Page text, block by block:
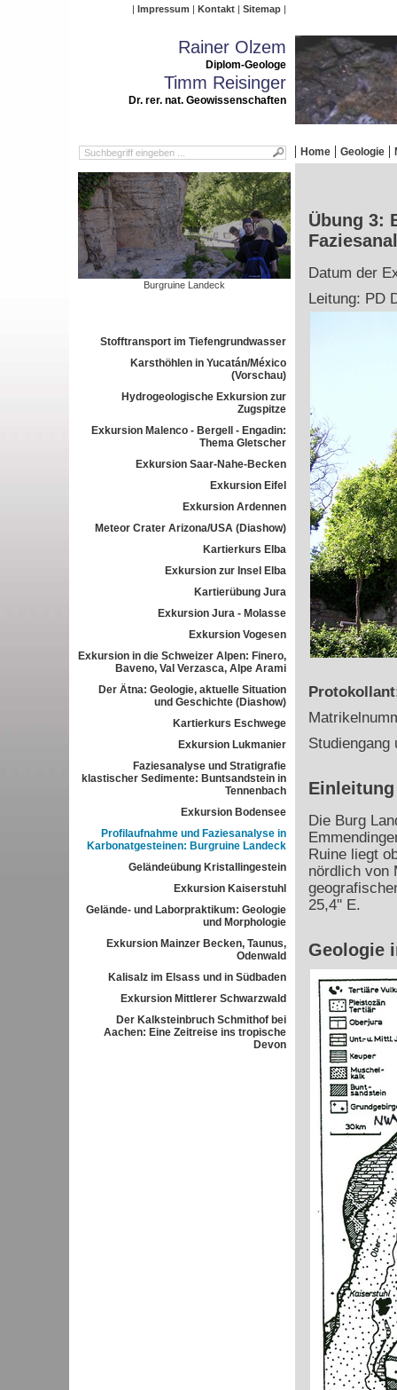
Impressum Kontakt Sitemap
Rainer Olzem
Diplom-Geologe
Timm Reisinger
Dr. rer. nat. Geowissenschaften
Home Geologie
Burgruine Landeck
Stofftransport im Tiefengrundwasser
Karsthöhlen in Yucatán/México
(Vorschau)
Hydrogeologische Exkursion zur
Zugspitze
Exkursion Malenco - Bergell - Engadin:
Thema Gletscher
Exkursion Saar-Nahe-Becken
Exkursion Eifel
Exkursion Ardennen
Meteor Crater Arizona/USA (Diashow)
Kartierkurs Elba
Exkursion zur Insel Elba
Kartierübung Jura
Exkursion Jura - Molasse
Exkursion Vogesen
Exkursion in die Schweizer Alpen: Finero,
Baveno, Val Verzasca, Alpe Arami
Der Ätna: Geologie, aktuelle Situation
und Geschichte (Diashow)
Kartierkurs Eschwege
Exkursion Lukmanier
Faziesanalyse und Stratigrafie
klastischer Sedimente: Buntsandstein in
Tennenbach
Exkursion Bodensee
Profilaufnahme und Faziesanalyse in
Karbonatgesteinen: Burgruine Landeck
Geländeübung Kristallingestein
Exkursion Kaiserstuhl
Gelände- und Laborpraktikum: Geologie
und Morphologie
Exkursion Mainzer Becken, Taunus,
Odenwald
Kalisalz im Elsass und in Südbaden
Exkursion Mittlerer Schwarzwald
Der Kalksteinbruch Schmithof bei
Aachen: Eine Zeitreise ins tropische
Devon
Übung 3:
Datum der
Leitung: PD
Einleitung
Die Burg
Ruine liegt
nördlich von
25,4'' E.
Geologie